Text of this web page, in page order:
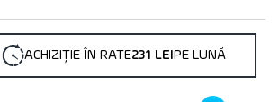
ACHIZIȚIE ÎN RATE231 LEIPE LUNĂ